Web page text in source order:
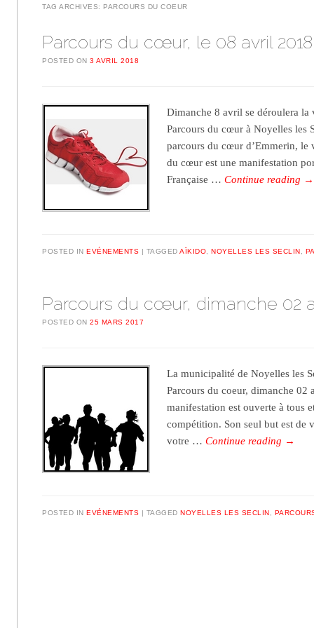
TAG ARCHIVES: PARCOURS DU COEUR
Parcours du cœur, le 08 avril 2018
POSTED ON3 AVRIL 2018
Dimanche 8 avril se déroulera
Parcours du cœur à Noyelles les
parcours du cœur d’Emmerin, le
du cœur est une manifestation
Française …Continue reading →
POSTED INEVÉNEMENTS TAGGEDAÏKIDO ,NOYELLES LES SECLIN
Parcours du cœur, dimanche 02
POSTED ON25 MARS 2017
La municipalité de Noyelles les
Parcours du coeur, dimanche 02
manifestation est ouverte à tous
compétition. Son seul but est de
votre …Continue reading →
POSTED INEVÉNEMENTS TAGGEDNOYELLES LES SECLIN